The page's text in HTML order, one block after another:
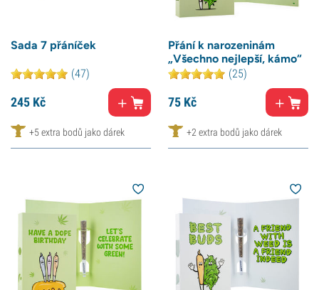
Sada 7 přáníček
(47)
245 Kč
+5 extra bodů jako dárek
Přání k narozeninám
„Všechno nejlepší, kámo“
(25)
75 Kč
+2 extra bodů jako dárek